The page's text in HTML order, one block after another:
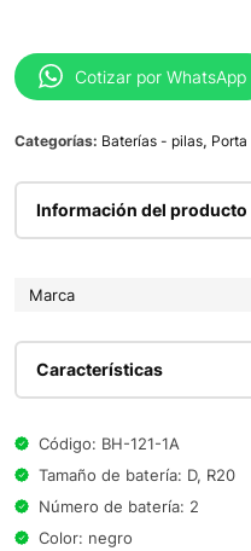
Cotizar por WhatsApp
Categorías: Baterías - pilas,
Información del producto
Marca
Características
Código: BH-121-1A
Tamaño de batería: D, R20
Número de batería: 2
Color: negro